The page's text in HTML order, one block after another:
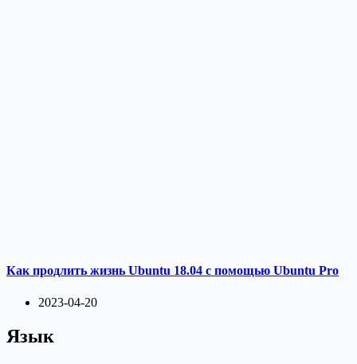
Как продлить жизнь Ubuntu 18.04 с помощью Ubuntu Pro
2023-04-20
Язык